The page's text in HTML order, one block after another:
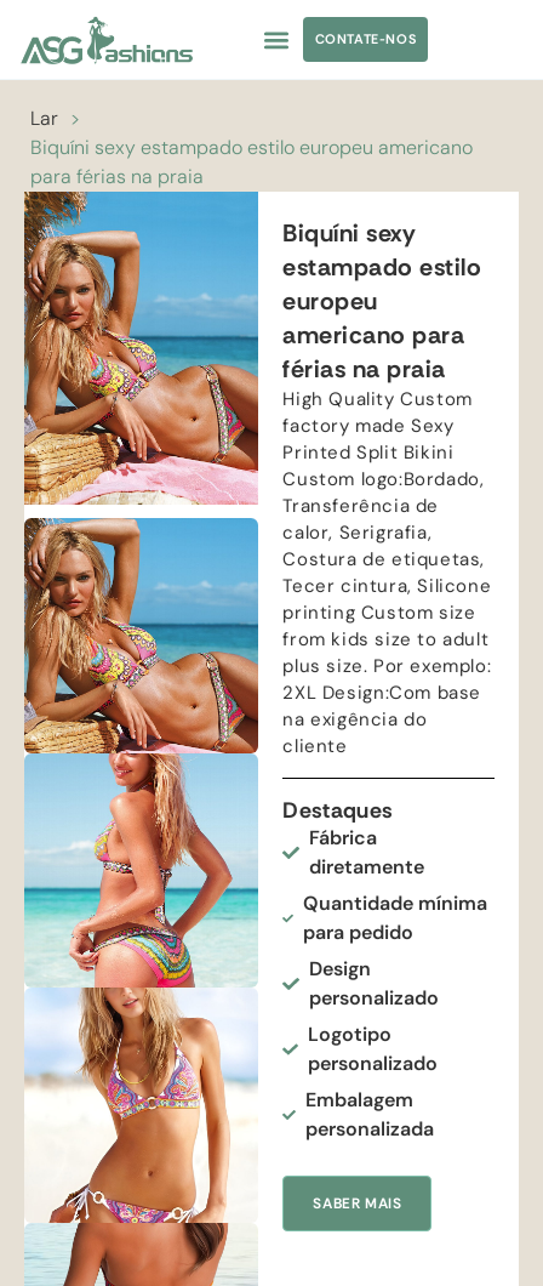
CONTATE-NOS
Lar >
Biquíni sexy estampado estilo europeu americano
para férias na praia
Biquíni sexy
estampado estilo
europeu
americano para
férias na praia
High Quality Custom
factory made Sexy
Printed Split Bikini
Custom logo:Bordado,
Transferência de
calor, Serigrafia,
Costura de etiquetas,
Tecer cintura,Silicone
printing Custom size
from kids size to adult
plus size. Por exemplo:
2XL Design:Com base
na exigência do
cliente
Destaques
Fábrica
diretamente
Quantidade mínima
para pedido
Design
personalizado
Logotipo
personalizado
Embalagem
personalizada
SABER MAIS